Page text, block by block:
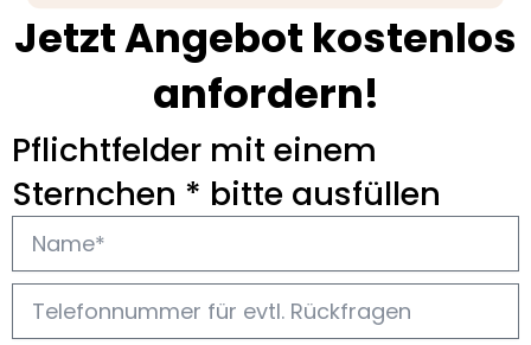
Jetzt Angebot kostenlos
anfordern!
Pflichtfelder mit einem
Sternchen * bitte ausfüllen